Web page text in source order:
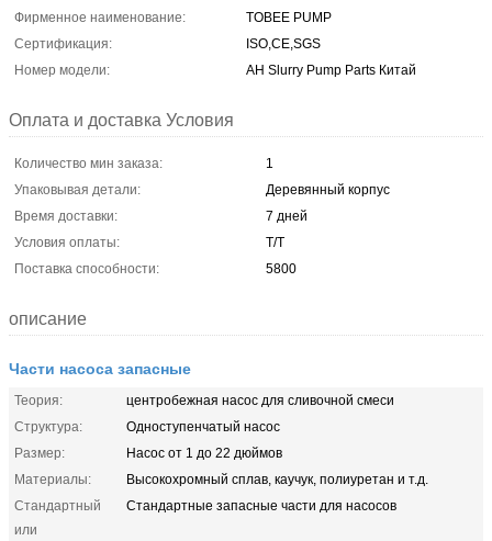
Фирменное наименование:
TOBEE PUMP
Сертификация:
ISO,CE,SGS
Номер модели:
AH Slurry Pump Parts Китай
Оплата и доставка Условия
Количество мин заказа:
1
Упаковывая детали:
Деревянный корпус
Время доставки:
7 дней
Условия оплаты:
T/T
Поставка способности:
5800
описание
Части насоса запасные
Теория:
центробежная насос для сливочной смеси
Структура:
Одноступенчатый насос
Размер:
Насос от 1 до 22 дюймов
Материалы:
Высокохромный сплав, каучук, полиуретан и т.д.
Стандартный
или
Стандартные запасные части для насосов